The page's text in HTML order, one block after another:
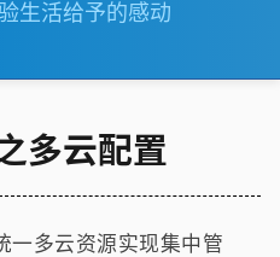
生活给予的感动
多云配置
一多云资源实现集中管